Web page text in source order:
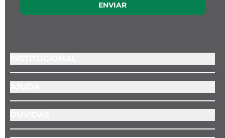
ENVIAR